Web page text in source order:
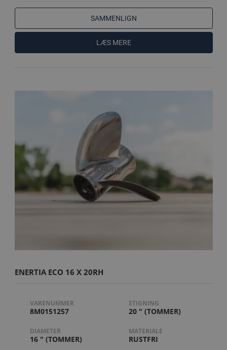
SAMMENLIGN
LÆS MERE
ENERTIA ECO 16 X 20RH
VARENUMMER
8M0151257
STIGNING
20 " (TOMMER)
DIAMETER
16 " (TOMMER)
MATERIALE
RUSTFRI